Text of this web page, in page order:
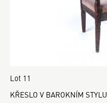
Lot 11
KŘESLO V BAROKNÍM STYLU